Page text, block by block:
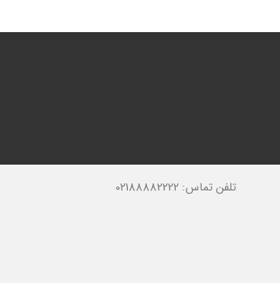
تلفن تماس: 02188882222